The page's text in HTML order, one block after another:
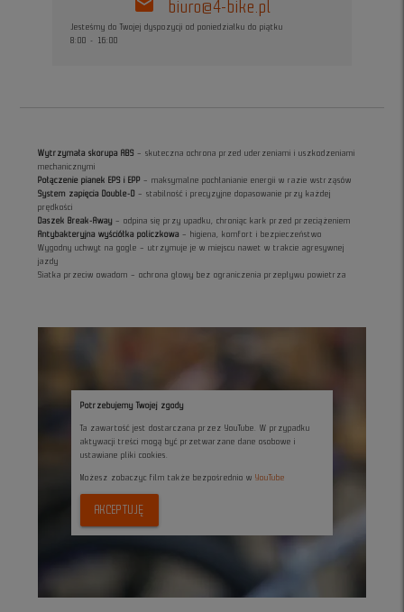
mail biuro@4-bike.pl
Jesteśmy do Twojej dyspozycji od poniedziałku do piątku
8:00 - 16:00
Wytrzymała skorupa ABS – skuteczna ochrona przed uderzeniami i uszkodzeniami
mechanicznymi
Połączenie pianek EPS i EPP – maksymalne pochłanianie energii w razie wstrząsów
System zapięcia Double-D – stabilność i precyzyjne dopasowanie przy każdej
prędkości
Daszek Break-Away – odpina się przy upadku, chroniąc kark przed przeciążeniem
Antybakteryjna wyściółka policzkowa – higiena, komfort i bezpieczeństwo
Wygodny uchwyt na gogle – utrzymuje je w miejscu nawet w trakcie agresywnej
jazdy
Siatka przeciw owadom – ochrona głowy bez ograniczenia przepływu powietrza
Potrzebujemy Twojej zgody
Ta zawartość jest dostarczana przez YouTube. W przypadku
aktywacji treści mogą być przetwarzane dane osobowe i
ustawiane pliki cookies.
Możesz zobaczyc film także bezpośrednio w YouTube
AKCEPTUJĘ